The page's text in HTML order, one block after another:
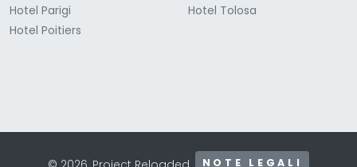
Hotel Parigi
Hotel Poitiers
Hotel Tolosa
NOTE LEGALI